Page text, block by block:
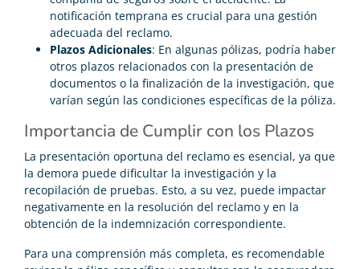
notificación temprana es crucial para una gestión
adecuada del reclamo.
Plazos Adicionales: En algunas pólizas, podría haber
otros plazos relacionados con la presentación de
documentos o la finalización de la investigación, que
varían según las condiciones específicas de la póliza.
Importancia de Cumplir con los Plazos
La presentación oportuna del reclamo es esencial, ya que
la demora puede dificultar la investigación y la
recopilación de pruebas. Esto, a su vez, puede impactar
negativamente en la resolución del reclamo y en la
obtención de la indemnización correspondiente.
Para una comprensión más completa, es recomendable